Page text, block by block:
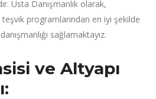
Usta Danışmanlık olarak,
programlarından en iyi şekilde
sağlamaktayız.
ve Altyapı